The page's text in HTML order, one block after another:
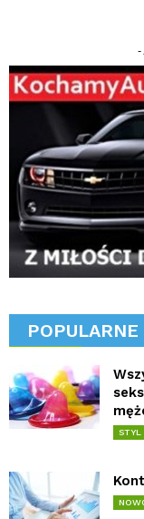
-
POPULARNE
STYL